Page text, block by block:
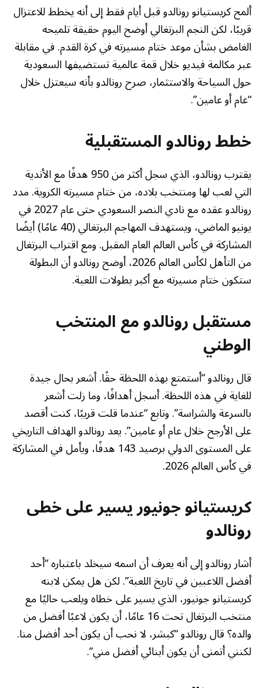
ألمح كريستيانو رونالدو قبل أيام فقط إلى أنه يخطط للاعتزال
قريبًا، لكن النجم البرتغالي أوضح اليوم حقيقة تلميحه
الغامض بشأن موعد ختام مسيرته في كرة القدم. في مقابلة
عبر مكالمة فيديو خلال قمة عالمية تستضيفها السعودية
حول السياحة والاستثمار، صرح رونالدو بأنه سيعتزل خلال
“عام أو عامين”.
خطط رونالدو المستقبلية
يقترب رونالدو، الذي سجل أكثر من 950 هدفًا مع الأندية
التي لعب لها ومنتخب بلاده، من ختام مسيرته الكروية. مدد
رونالدو عقده مع نادي النصر السعودي حتى عام 2027 في
يونيو الماضي، ويستهدف المهاجم البرتغالي (40 عامًا) أيضًا
المشاركة في كأس العالم العام المقبل. ومع اقتراب البرتغال
من التأهل لكأس العالم 2026، أوضح رونالدو أن البطولة
ستكون ختام مسيرته مع أكبر بطولات اللعبة.
مستقبل رونالدو مع المنتخب
الوطني
قال رونالدو “أستمتع بهذه اللحظة حقًا. أشعر بحال جيدة
للغاية في هذه اللحظة. أسجل أهدافًا، وما زلت أشعر
بالسرعة والشراسة”. وتابع “عندما قلت قريبًا، كنت أقصد
على الأرجح خلال عام أو عامين”. يعد رونالدو الهداف التاريخي
على المستوى الدولي برصيد 143 هدفًا، ويأمل في المشاركة
في كأس العالم 2026.
كريستيانو جونيور يسير على خطى
رونالدو
أشار رونالدو إلى أنه يعرف أن اسمه سيخلد باعتباره “أحد
أفضل اللاعبين في تاريخ اللعبة”. لكن هل يمكن لابنه
كريستيانو جونيور، الذي يسير على خطاه ويلعب حاليًا مع
منتخب البرتغال تحت 16 عامًا، أن يكون لاعبًا أفضل من
والده؟ قال رونالدو “كبشر، لا نحب أن يكون أحد أفضل منا.
لكنني أتمنى أن يكون أبنائي أفضل مني”.